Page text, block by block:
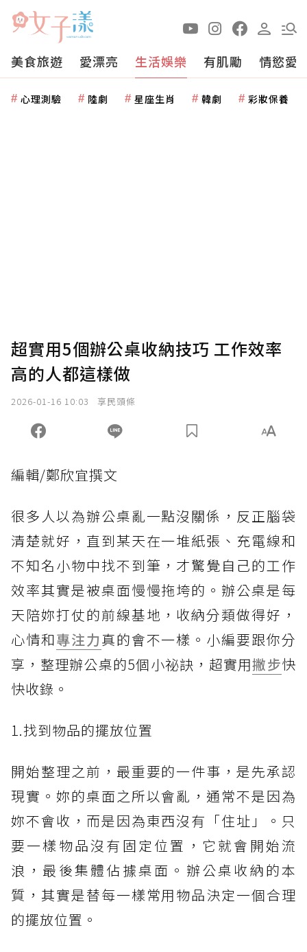
美食旅遊 愛漂亮 生活娛樂 有肌勵 情慾愛
心理測驗 陸劇 星座生肖 韓劇 彩妝保養
超實用5個辦公桌收納技巧 工作效率
高的人都這樣做
2026-01-16 10:03 享民頭條
編輯/鄭欣宜撰文
很多人以為辦公桌亂一點沒關係，反正腦袋
清楚就好，直到某天在一堆紙張、充電線和
不知名小物中找不到筆，才驚覺自己的工作
效率其實是被桌面慢慢拖垮的。辦公桌是每
天陪妳打仗的前線基地，收納分類做得好，
心情和專注力真的會不一樣。小編要跟你分
享，整理辦公桌的5個小祕訣，超實用撇步快
快收錄。
1.找到物品的擺放位置
開始整理之前，最重要的一件事，是先承認
現實。妳的桌面之所以會亂，通常不是因為
妳不會收，而是因為東西沒有「住址」。只
要一樣物品沒有固定位置，它就會開始流
浪，最後集體佔據桌面。辦公桌收納的本
質，其實是替每一樣常用物品決定一個合理
的擺放位置。